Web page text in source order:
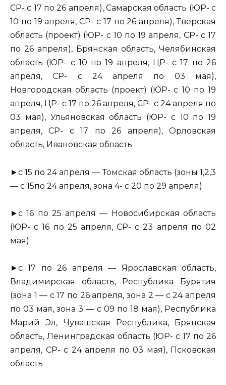
СР- с 17 по 26 апреля), Самарская область (ЮР- с
10 по 19 апреля, СР- с 17 по 26 апреля), Тверская
область (проект) (ЮР- с 10 по 19 апреля, СР- с 17
по 26 апреля), Брянская область, Челябинская
область (ЮР- с 10 по 19 апреля, ЦР- с 17 по 26
апреля, СР- с 24 апреля по 03 мая),
Новгородская область (проект) (ЮР- с 10 по 19
апреля, ЦР- с 17 по 26 апреля, СР- с 24 апреля по
03 мая), Ульяновская область (ЮР- с 10 по 19
апреля, СР- с 17 по 26 апреля), Орловская
область, Ивановская область
►с 15 по 24 апреля — Томская область (зоны 1,2,3
— с 15по 24 апреля, зона 4- с 20 по 29 апреля)
►с 16 по 25 апреля — Новосибирская область
(ЮР- с 16 по 25 апреля, СР- с 23 апреля по 02
мая)
►с 17 по 26 апреля — Ярославская область,
Владимирская область, Республика Бурятия
(зона 1 — с 17 по 26 апреля, зона 2 — с 24 апреля
по 03 мая, зона 3 — с 09 по 18 мая), Республика
Марий Эл, Чувашская Республика, Брянская
область, Ленинградская область (ЮР- с 17 по 26
апреля, СР- с 24 апреля по 03 мая), Псковская
область